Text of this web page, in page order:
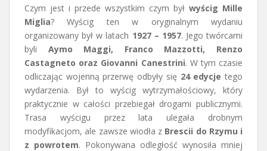
Czym jest i przede wszystkim czym był wyścig Mille
Miglia? Wyścig ten w oryginalnym wydaniu
organizowany był w latach 1927 – 1957. Jego twórcami
byli Aymo Maggi, Franco Mazzotti, Renzo
Castagneto oraz Giovanni Canestrini. W tym czasie
odliczając wojenną przerwę odbyły się 24 edycje tego
wydarzenia. Był to wyścig wytrzymałościowy, który
praktycznie w całości przebiegał drogami publicznymi.
Trasa wyścigu przez lata ulegała drobnym
modyfikacjom, ale zawsze wiodła z Brescii do Rzymu i
z powrotem. Pokonywana odległość wynosiła mniej